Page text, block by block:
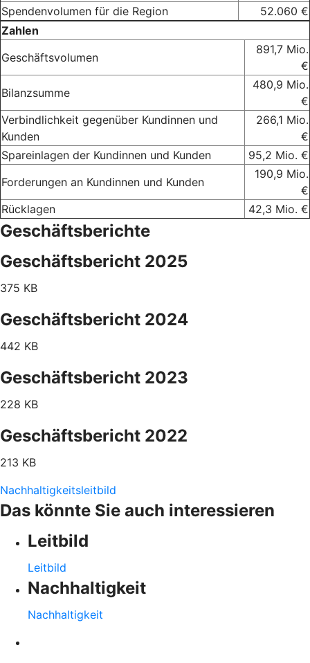
Spendenvolumen für die Region
52.060 €
Zahlen
Geschäftsvolumen
891,7 Mio.
€
Bilanzsumme
480,9 Mio.
€
Verbindlichkeit gegenüber Kundinnen und
Kunden
266,1 Mio.
€
Spareinlagen der Kundinnen und Kunden
95,2 Mio. €
Forderungen an Kundinnen und Kunden
190,9 Mio.
€
Rücklagen
42,3 Mio. €
Geschäftsberichte
Geschäftsbericht 2025
375 KB
Geschäftsbericht 2024
442 KB
Geschäftsbericht 2023
228 KB
Geschäftsbericht 2022
213 KB
Nachhaltigkeitsleitbild
Das könnte Sie auch interessieren
Leitbild
Leitbild
Nachhaltigkeit
Nachhaltigkeit